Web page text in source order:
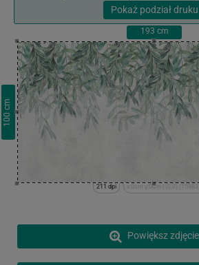
Pokaż podział druku
193 cm
100
cm
x:0cm y:0cm | (0,0)
211 dpi
Powiększ zdjęcie